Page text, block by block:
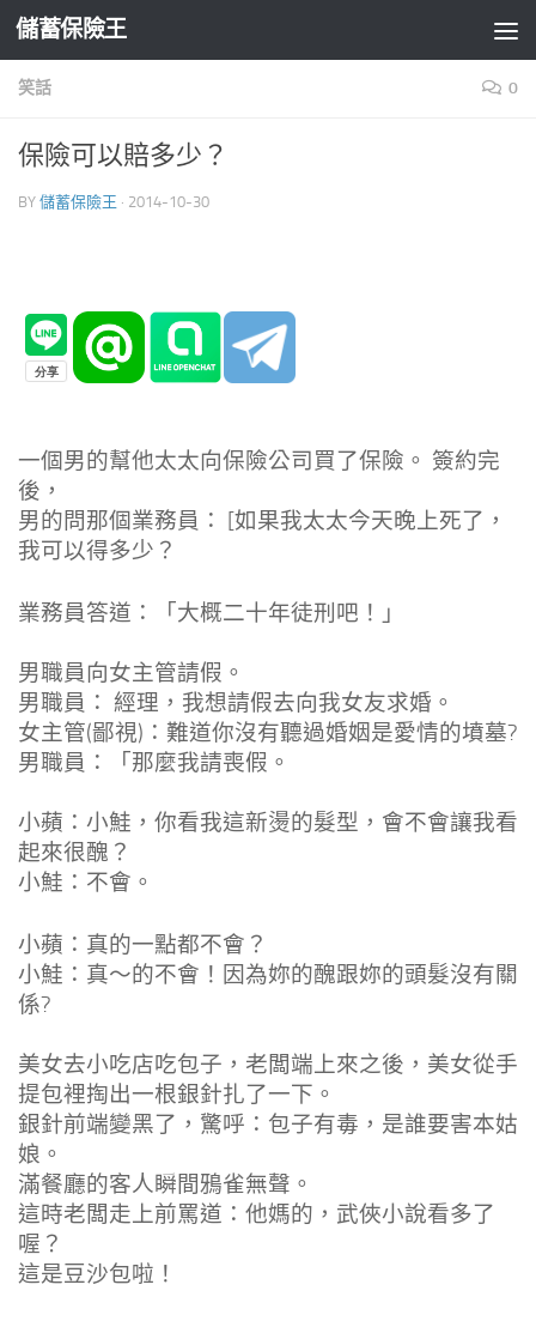
Skip to content
儲蓄保險王
笑話 0
保險可以賠多少？
BY 儲蓄保險王 · 2014-10-30
一個男的幫他太太向保險公司買了保險。 簽約完
後，
男的問那個業務員： [如果我太太今天晚上死了，
我可以得多少？
業務員答道：「大概二十年徒刑吧！」
男職員向女主管請假。
男職員： 經理，我想請假去向我女友求婚。
女主管(鄙視)：難道你沒有聽過婚姻是愛情的墳墓?
男職員：「那麼我請喪假。
小蘋：小鮭，你看我這新燙的髮型，會不會讓我看
起來很醜？
小鮭：不會。
小蘋：真的一點都不會？
小鮭：真～的不會！因為妳的醜跟妳的頭髮沒有關
係?
美女去小吃店吃包子，老闆端上來之後，美女從手
提包裡掏出一根銀針扎了一下。
銀針前端變黑了，驚呼：包子有毒，是誰要害本姑
娘。
滿餐廳的客人瞬間鴉雀無聲。
這時老闆走上前罵道：他媽的，武俠小說看多了
喔？
這是豆沙包啦！